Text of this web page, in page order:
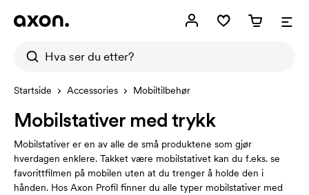
Startside Accessories Mobiltilbehør
Mobilstativer med trykk
Mobilstativer er en av alle de små produktene som gjør
hverdagen enklere. Takket være mobilstativet kan du f.eks. se
favorittfilmen på mobilen uten at du trenger å holde den i
hånden. Hos Axon Profil finner du alle typer mobilstativer med